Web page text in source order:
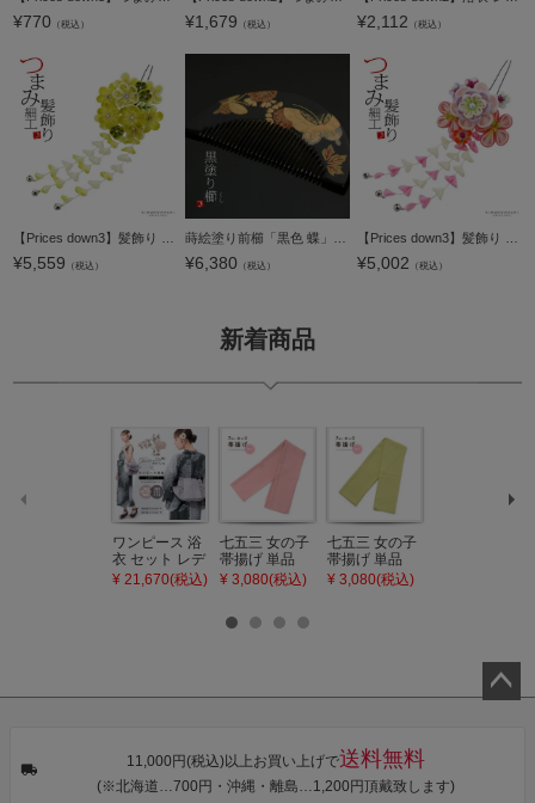
¥770 （税込） ¥1,679 （税込） ¥2,112 （税込）
¥5,559 （税込） ¥6,380 （税込） ¥5,002 （税込）
新着商品
ワンピース 浴
衣 セット レデ
ィース 吸水速
乾 ポリエステ
タン・夜の葉
カシュクール
ワンピース 簡
単着付け 大人
¥ 21,670(税込)
七五三 女の子
帯揚げ 単品
「灰桃色」日
本製 7歳 女児
びあげ 和装 着
【メール便不
¥ 3,080(税込)
七五三 女の子
帯揚げ 単品
「若葉色」日
本製 7歳 女児
【メール便不
¥ 3,080(税込)
KIMONOMAC
HI オリジナル
【メール便不
11,000円(税込)以上お買い上げで送料無料
(※北海道…700円・沖縄・離島…1,200円頂戴致します)